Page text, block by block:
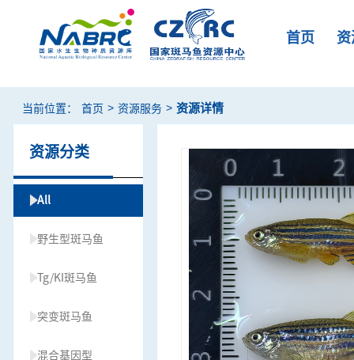
首页
当前位置： 首页 > 资源服务 > 资源详情
资源分类
All
野生型斑马鱼
Tg/KI斑马鱼
突变斑马鱼
混合基因型